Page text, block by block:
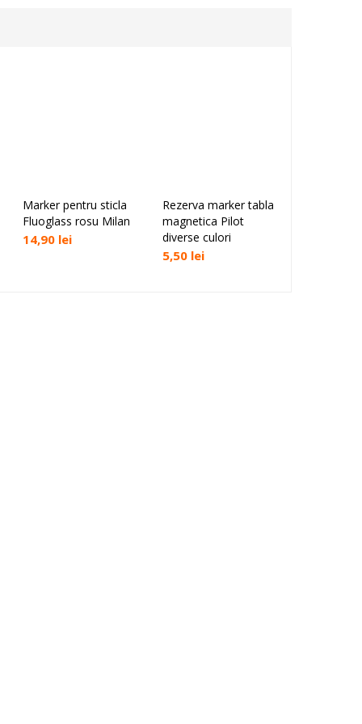
Adaugă în coș
Marker pentru sticla
Fluoglass rosu Milan
14,90 lei
Selectează opțiunile
Rezerva marker tabla
magnetica Pilot
diverse culori
5,50 lei